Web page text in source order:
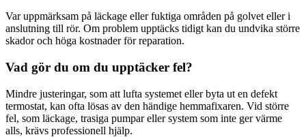
Var uppmärksam på läckage eller fuktiga områden på golvet eller i
anslutning till rör. Om problem upptäcks tidigt kan du undvika större
skador och höga kostnader för reparation.
Vad gör du om du upptäcker fel?
Mindre justeringar, som att lufta systemet eller byta ut en defekt
termostat, kan ofta lösas av den händige hemmafixaren. Vid större
fel, som läckage, trasiga pumpar eller system som inte ger värme
alls, krävs professionell hjälp.